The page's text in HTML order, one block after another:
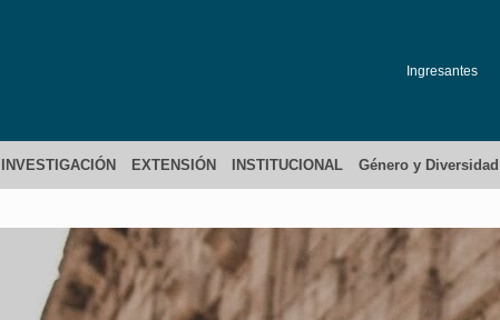
Ingresantes
INVESTIGACIÓN EXTENSIÓN INSTITUCIONAL Género y Diversidad